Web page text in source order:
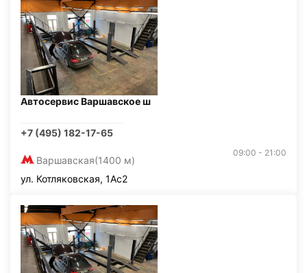
Автосервис Варшавское ш
+7 (495) 182-17-65
Варшавская(1400 м)
09:00 - 21:00
ул. Котляковская, 1Ас2